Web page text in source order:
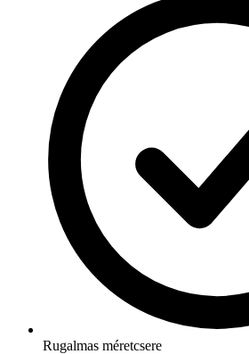
Rugalmas méretcsere